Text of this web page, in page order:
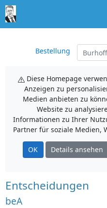
Bestellung
Diese Homepage
Anzeigen zu
Medien anbieten zu
Website zu
Informationen zu Ihrer
Partner für soziale Medien,
OK Details ansehen
Entscheidungen
beA